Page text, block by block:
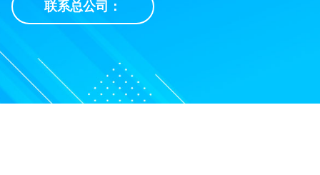
联系总公司：